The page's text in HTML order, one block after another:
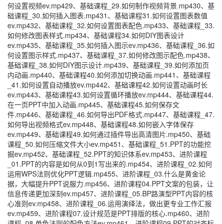
何设置视频ev.mp429、基础课程_29.如何制作视频背景.mp430、基
础课程_30.如何插入图表.mp431、基础课程31.如何设置图表数值
ev.mp432、基础课程_32.如何设置图表配色.mp433、基础课程_33.
如何修改图表样式.mp434、基础课程34.如何DIY图表设计
ev.mp435、基础课程_35.如何插入图示ev.mp436、基础课程_36.如
何设置图示样式.mp437、基础课程_37.如何修改图示配色.mp438、
基础课程_38.如何DIY图示设计.mp439、基础课程_39.如何添加页
内动画.mp440、基础课程40.如何添加切换动画.mp441、基础课程
_41.如何设置自动播放ev.mp442、基础课程42.如何设置动画时长
ev.mp443、基础课程43.如何设置循环播放ev.mp444、基础课程44.
在一页PPT中加入动画.mp445、基础课程45.如何保存文
件.mp446、基础课程_46.如何导出PDF格式.mp447、基础课程_47.
如何导出视频格式ev.mp448、基础课程48.如何嵌入字体保存
ev.mp449、基础课程49.如何通过插件导出高清图片.mp450、基础
课程_50.如何压缩文件大小ev.mp451、基础课程_51.PPT的功能挖
掘ev.mp452、基础课程_52.PPT的知识体系ev.mp453、进阶课程
_01.PPT的内容是如何从0到1写出来的.mp454、进阶课程_02.如何
运用WPS法则优化PPT逻辑.mp455、进阶课程_03.什么是黄金论
据，大幅提升PPT说服力.mp456、进阶课程04.PPT文案的包装，让
信息传递更加深刻ev.mp457、进阶课程_05.BP路演型PPT内容的核
心准则ev.mp458、进阶课程_06.运用演绎法，做出更专业工作汇报
ev.mp459、进阶课程07.设计规范是PPT排版的核心.mp460、进阶